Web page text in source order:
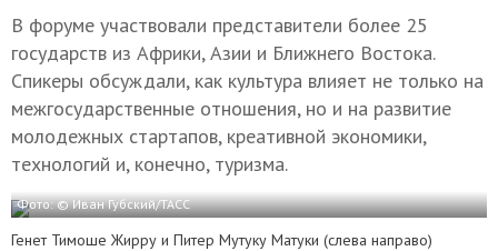
В форуме участвовали представители более 25
государств из Африки, Азии и Ближнего Востока.
Спикеры обсуждали, как культура влияет не только на
межгосударственные отношения, но и на развитие
молодежных стартапов, креативной экономики,
технологий и, конечно, туризма.
Фото: © Иван Губский/ТАСС
Генет Тимоше Жирру и Питер Мутуку Матуки (слева направо)